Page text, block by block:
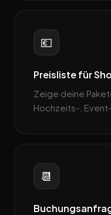
💶
Preisliste für
Zeige deine
Hochzeits-,
📆